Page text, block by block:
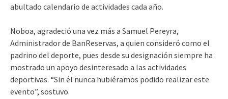
abultado calendario de actividades cada año.
Noboa, agradeció una vez más a Samuel Pereyra,
Administrador de BanReservas, a quien consideró como el
padrino del deporte, pues desde su designación siempre ha
mostrado un apoyo desinteresado a las actividades
deportivas. “Sin él nunca hubiéramos podido realizar este
evento”, sostuvo.